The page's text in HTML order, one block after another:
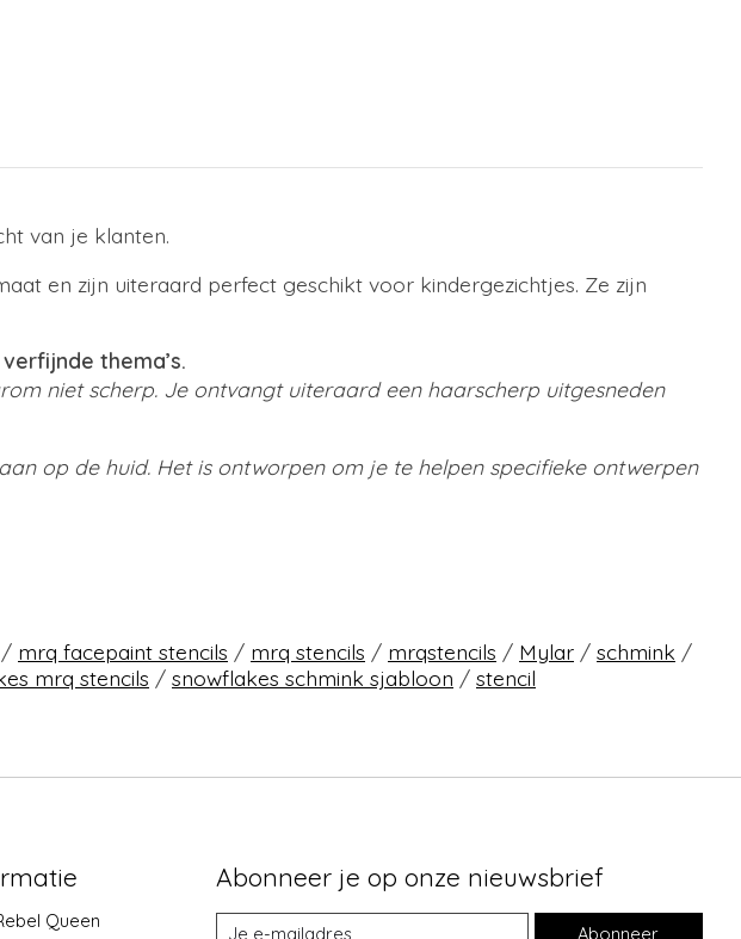
van je klanten.
en zijn uiteraard perfect geschikt voor kindergezichtjes. Ze zijn
thema’s.
niet scherp. Je ontvangt uiteraard een haarscherp uitgesneden
op de huid. Het is ontworpen om je te helpen specifieke ontwerpen
/ mrq facepaint stencils / mrq stencils / mrqstencils / Mylar / schmink /
mrq stencils / snowflakes schmink sjabloon / stencil
Queen
Abonneer je op onze nieuwsbrief
Abonneer